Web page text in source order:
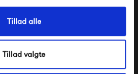
Tillad alle
Tillad valgte
The Dybdahl Co.